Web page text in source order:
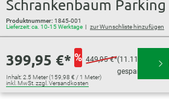
Schrankenbaum Parking
Produktnummer: 1845-001
Lieferzeit: ca. 10-15 Werktage
zur Wunschliste hinzufügen
399,95 €* % 449,95 €*(11.11%
gespart)
Inhalt:2.5 Meter(159,98 € / 1 Meter)
inkl. MwSt. zzgl. Versandkosten